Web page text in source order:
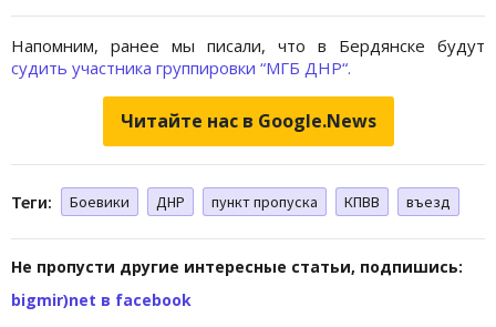
Напомним, ранее мы писали, что в Бердянске будут
судить участника группировки “МГБ ДНР“.
Читайте нас в Google.News
Теги: Боевики ДНР пункт пропуска КПВВ въезд
Не пропусти другие интересные статьи, подпишись:
bigmir)net в facebook